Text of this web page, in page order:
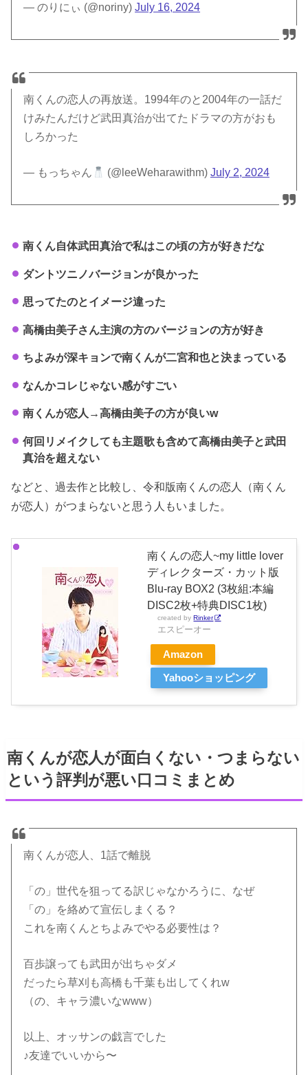
— のりにぃ (@noriny)July 16, 2024
南くんの恋人の再放送。1994年のと2004年の一話だ
けみたんだけど武田真治が出てたドラマの方がおも
しろかった
— もっちゃん (@leeWeharawithm) July 2, 2024
南くん自体武田真治で私はこの頃の方が好きだな
ダントツニノバージョンが良かった
思ってたのとイメージ違った
高橋由美子さん主演の方のバージョンの方が好き
ちよみが深キョンで南くんが二宮和也と決まっている
なんかコレじゃない感がすごい
南くんが恋人→高橋由美子の方が良いw
何回リメイクしても主題歌も含めて高橋由美子と武田
真治を超えない
などと、過去作と比較し、令和版南くんの恋人（南くん
が恋人）がつまらないと思う人もいました。
南くんの恋人~my little lover
ディレクターズ・カット版
Blu-ray BOX2 (3枚組:本編
DISC2枚+特典DISC1枚)
created byRinker
エスピーオー
Amazon
Yahooショッピング
南くんが恋人が面白くない・つまらない
という評判が悪い口コミまとめ
南くんが恋人、1話で離脱
「の」世代を狙ってる訳じゃなかろうに、なぜ
「の」を絡めて宣伝しまくる？
これを南くんとちよみでやる必要性は？
百歩譲っても武田が出ちゃダメ
だったら草刈も高橋も千葉も出してくれw
（の、キャラ濃いなwww）
以上、オッサンの戯言でした
♪友達でいいから〜